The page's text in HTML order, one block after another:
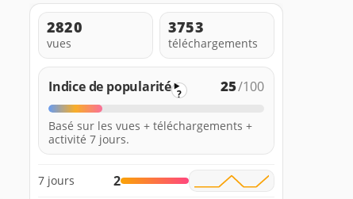
2820
vues
3753
téléchargements
Indice de popularité ? 25/100
Basé sur les vues + téléchargements +
activité 7 jours.
7 jours 2